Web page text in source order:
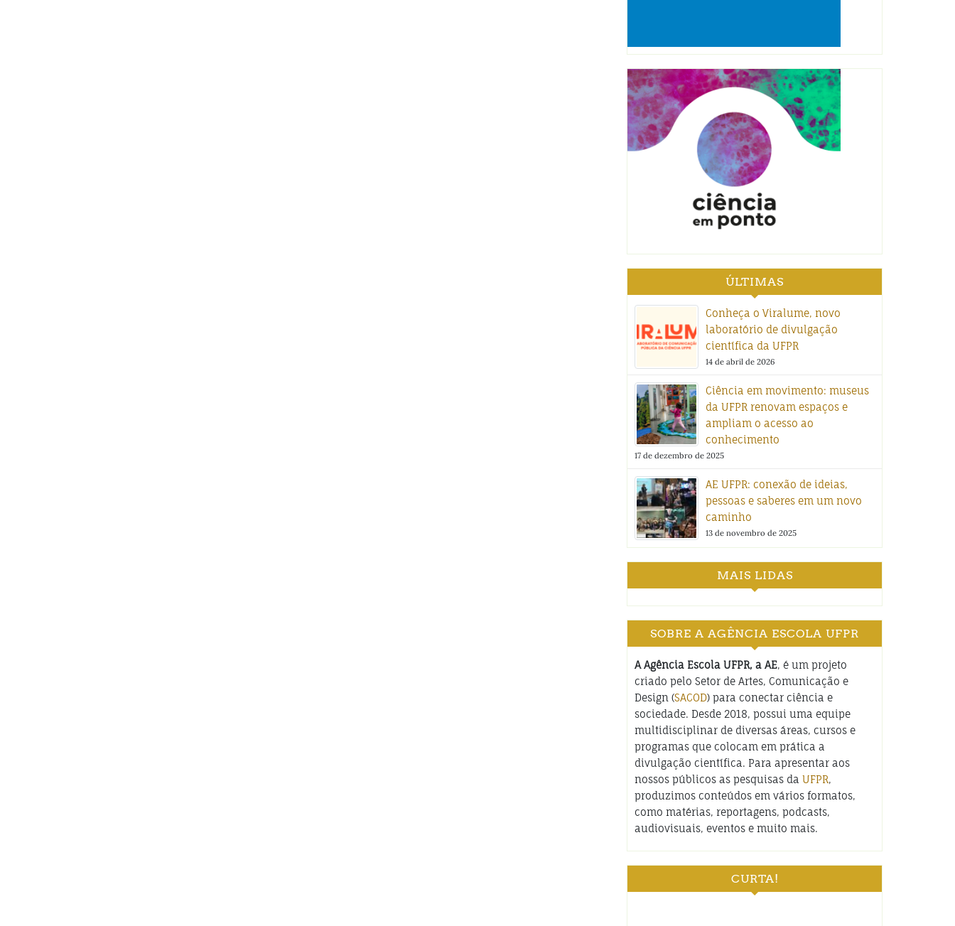
ÚLTIMAS
Conheça o Viralume, novo
laboratório de divulgação
científica da UFPR
14 de abril de 2026
Ciência em movimento: museus
da UFPR renovam espaços e
ampliam o acesso ao
conhecimento
17 de dezembro de 2025
AE UFPR: conexão de ideias,
pessoas e saberes em um novo
caminho
13 de novembro de 2025
MAIS LIDAS
SOBRE A AGÊNCIA ESCOLA UFPR
A Agência Escola UFPR, a AE, é um projeto
criado pelo Setor de Artes, Comunicação e
Design (SACOD) para conectar ciência e
sociedade. Desde 2018, possui uma equipe
multidisciplinar de diversas áreas, cursos e
programas que colocam em prática a
divulgação científica. Para apresentar aos
nossos públicos as pesquisas da UFPR,
produzimos conteúdos em vários formatos,
como matérias, reportagens, podcasts,
audiovisuais, eventos e muito mais.
CURTA!